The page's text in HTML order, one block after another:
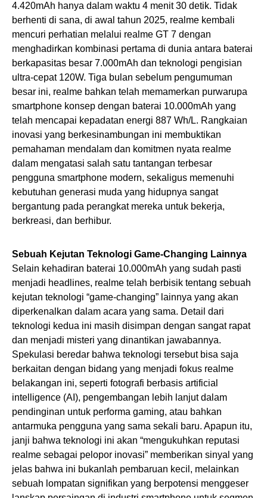
4.420mAh hanya dalam waktu 4 menit 30 detik. Tidak
berhenti di sana, di awal tahun 2025, realme kembali
mencuri perhatian melalui realme GT 7 dengan
menghadirkan kombinasi pertama di dunia antara baterai
berkapasitas besar 7.000mAh dan teknologi pengisian
ultra-cepat 120W. Tiga bulan sebelum pengumuman
besar ini, realme bahkan telah memamerkan purwarupa
smartphone konsep dengan baterai 10.000mAh yang
telah mencapai kepadatan energi 887 Wh/L. Rangkaian
inovasi yang berkesinambungan ini membuktikan
pemahaman mendalam dan komitmen nyata realme
dalam mengatasi salah satu tantangan terbesar
pengguna smartphone modern, sekaligus memenuhi
kebutuhan generasi muda yang hidupnya sangat
bergantung pada perangkat mereka untuk bekerja,
berkreasi, dan berhibur.
Sebuah Kejutan Teknologi Game-Changing Lainnya
Selain kehadiran baterai 10.000mAh yang sudah pasti
menjadi headlines, realme telah berbisik tentang sebuah
kejutan teknologi “game-changing” lainnya yang akan
diperkenalkan dalam acara yang sama. Detail dari
teknologi kedua ini masih disimpan dengan sangat rapat
dan menjadi misteri yang dinantikan jawabannya.
Spekulasi beredar bahwa teknologi tersebut bisa saja
berkaitan dengan bidang yang menjadi fokus realme
belakangan ini, seperti fotografi berbasis artificial
intelligence (AI), pengembangan lebih lanjut dalam
pendinginan untuk performa gaming, atau bahkan
antarmuka pengguna yang sama sekali baru. Apapun itu,
janji bahwa teknologi ini akan “mengukuhkan reputasi
realme sebagai pelopor inovasi” memberikan sinyal yang
jelas bahwa ini bukanlah pembaruan kecil, melainkan
sebuah lompatan signifikan yang berpotensi menggeser